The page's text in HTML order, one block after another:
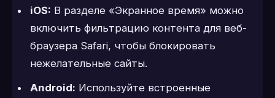
iOS: В разделе «Экранное время» можно
включить фильтрацию контента для веб-
браузера Safari, чтобы блокировать
нежелательные сайты.
Android: Используйте встроенные